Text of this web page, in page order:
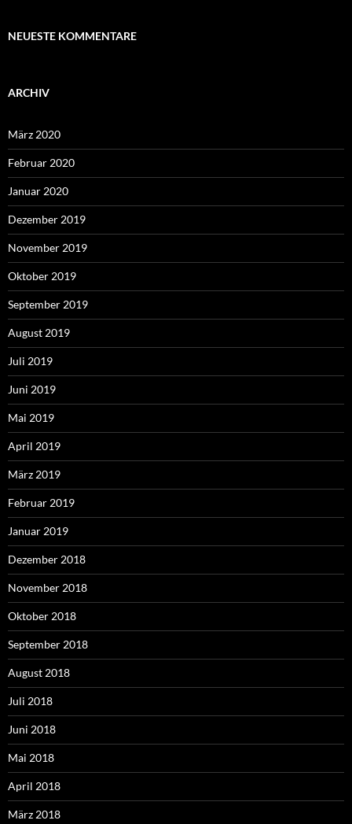
NEUESTE KOMMENTARE
ARCHIV
März 2020
Februar 2020
Januar 2020
Dezember 2019
November 2019
Oktober 2019
September 2019
August 2019
Juli 2019
Juni 2019
Mai 2019
April 2019
März 2019
Februar 2019
Januar 2019
Dezember 2018
November 2018
Oktober 2018
September 2018
August 2018
Juli 2018
Juni 2018
Mai 2018
April 2018
März 2018